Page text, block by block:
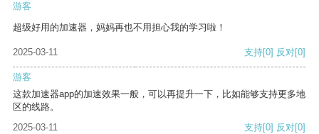
游客
超级好用的加速器，妈妈再也不用担心我的学习啦！
2025-03-11 支持[0] 反对[0]
游客
这款加速器app的加速效果一般，可以再提升一下，比如能够支持更多地
区的线路。
2025-03-11
支持[0] 反对[0]